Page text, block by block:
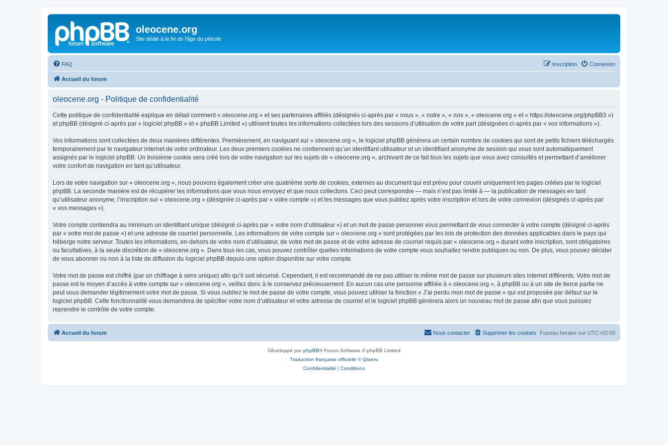
oleocene.org
Site dédié à la fin de l'âge du pétrole
FAQ Connexion
Inscription
Accueil du forum
oleocene.org - Politique de confidentialité
Cette politique de confidentialité explique en détail comment « oleocene.org » et ses partenaires affiliés (désignés ci-après par « nous », « notre », « nos », « oleocene.org » et « https://oleocene.org/phpBB3 »)
et phpBB (désigné ci-après par « logiciel phpBB » et « phpBB Limited ») utilisent toutes les informations collectées lors des sessions d’utilisation de votre part (désignées ci-après par « vos informations »).
Vos informations sont collectées de deux manières différentes. Premièrement, en naviguant sur « oleocene.org », le logiciel phpBB génèrera un certain nombre de cookies qui sont de petits fichiers téléchargés
temporairement par le navigateur internet de votre ordinateur. Les deux premiers cookies ne contiennent qu’un identifiant utilisateur et un identifiant anonyme de session qui vous sont automatiquement
assignés par le logiciel phpBB. Un troisième cookie sera créé lors de votre navigation sur les sujets de « oleocene.org », archivant de ce fait tous les sujets que vous avez consultés et permettant d’améliorer
votre confort de navigation en tant qu’utilisateur.
Lors de votre navigation sur « oleocene.org », nous pouvons également créer une quatrième sorte de cookies, externes au document qui est prévu pour couvrir uniquement les pages créées par le logiciel
phpBB. La seconde manière est de récupérer les informations que vous nous envoyez et que nous collectons. Ceci peut correspondre — mais n’est pas limité à — la publication de messages en tant
qu’utilisateur anonyme, l’inscription sur « oleocene.org » (désignée ci-après par « votre compte ») et les messages que vous publiez après votre inscription et lors de votre connexion (désignés ci-après par
« vos messages »).
Votre compte contiendra au minimum un identifiant unique (désigné ci-après par « votre nom d’utilisateur ») et un mot de passe personnel vous permettant de vous connecter à votre compte (désigné ci-après
par « votre mot de passe ») et une adresse de courriel personnelle. Les informations de votre compte sur « oleocene.org » sont protégées par les lois de protection des données applicables dans le pays qui
héberge notre serveur. Toutes les informations, en-dehors de votre nom d’utilisateur, de votre mot de passe et de votre adresse de courriel requis par « oleocene.org » durant votre inscription, sont obligatoires
ou facultatives, à la seule discrétion de « oleocene.org ». Dans tous les cas, vous pouvez contrôler quelles informations de votre compte vous souhaitez rendre publiques ou non. De plus, vous pouvez décider
de vous abonner ou non à la liste de diffusion du logiciel phpBB depuis une option disponible sur votre compte.
Votre mot de passe est chiffré (par un chiffrage à sens unique) afin qu’il soit sécurisé. Cependant, il est recommandé de ne pas utiliser le même mot de passe sur plusieurs sites internet différents. Votre mot de
passe est le moyen d’accès à votre compte sur « oleocene.org », veillez donc à le conservez précieusement. En aucun cas une personne affiliée à « oleocene.org », à phpBB ou à un site de tierce partie ne
peut vous demander légitimement votre mot de passe. Si vous oubliez le mot de passe de votre compte, vous pouvez utiliser la fonction « J’ai perdu mon mot de passe » qui est proposée par défaut sur le
logiciel phpBB. Cette fonctionnalité vous demandera de spécifier votre nom d’utilisateur et votre adresse de courriel et le logiciel phpBB générera alors un nouveau mot de passe afin que vous puissiez
reprendre le contrôle de votre compte.
Accueil du forum Fuseau horaire sur UTC+02:00
Supprimer les cookies
Nous contacter
Développé parphpBB® Forum Software © phpBB Limited
Traduction française officielle ©Qiaeru
Confidentialité | Conditions